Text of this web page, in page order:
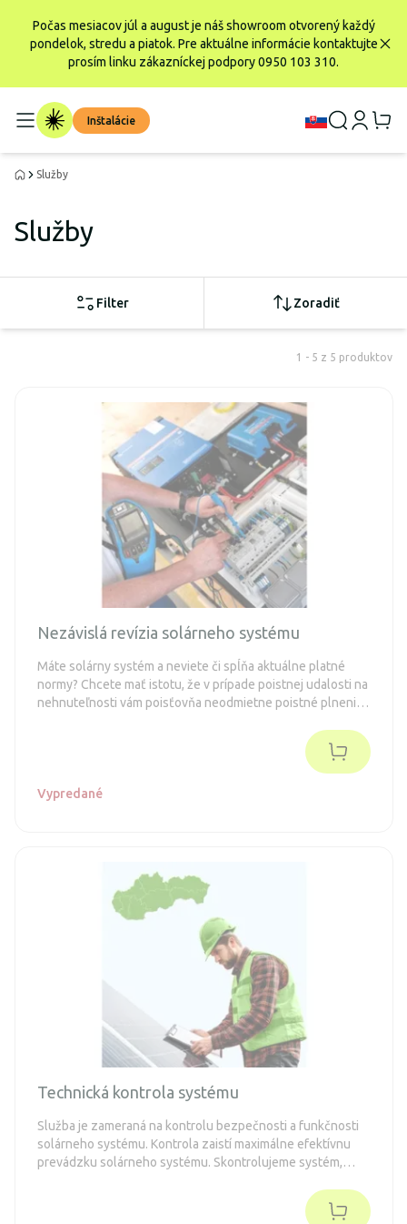
Počas mesiacov júl a august je náš showroom otvorený každý
pondelok, stredu a piatok. Pre aktuálne informácie kontaktujte
prosím linku zákazníckej podpory 0950 103 310.
Inštalácie
Služby
Služby
Filter Zoradiť
1 - 5 z 5 produktov
Nezávislá revízia solárneho systému
Máte solárny systém a neviete či spĺňa aktuálne platné
normy? Chcete mať istotu, že v prípade poistnej udalosti na
nehnuteľnosti vám poisťovňa neodmietne poistné plnenie?
Vypredané
Technická kontrola systému
Služba je zameraná na kontrolu bezpečnosti a funkčnosti
solárneho systému. Kontrola zaistí maximálne efektívnu
prevádzku solárneho systému. Skontrolujeme systém,